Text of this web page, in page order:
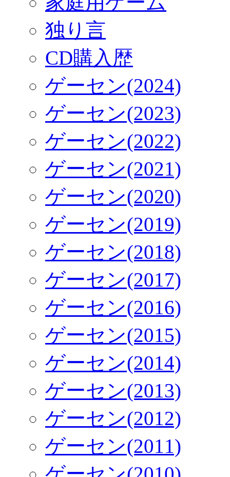
独り言
CD購入歴
ゲーセン(2024)
ゲーセン(2023)
ゲーセン(2022)
ゲーセン(2021)
ゲーセン(2020)
ゲーセン(2019)
ゲーセン(2018)
ゲーセン(2017)
ゲーセン(2016)
ゲーセン(2015)
ゲーセン(2014)
ゲーセン(2013)
ゲーセン(2012)
ゲーセン(2011)